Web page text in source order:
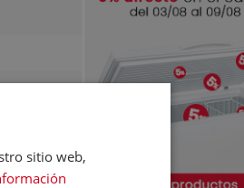
sitio web,